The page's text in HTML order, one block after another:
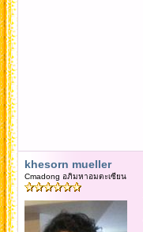
khesorn mueller
Cmadong อภิมหาอมตะเซียน